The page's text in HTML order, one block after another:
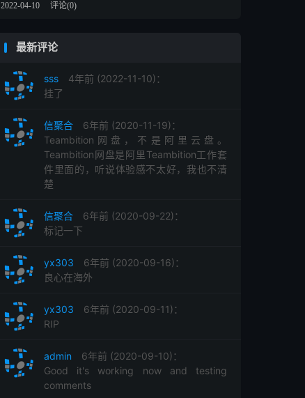
2022-04-10 评论(0)
最新评论
sss
4年前 (2022-11-10)：
挂了
信聚合
6年前 (2020-11-19)：
Teambition网盘，不是阿里云盘。
Teambition网盘是阿里Teambition工作套
件里面的，听说体验感不太好，我也不清
楚
信聚合
6年前 (2020-09-22)：
标记一下
yx303
6年前 (2020-09-16)：
良心在海外
yx303
6年前 (2020-09-11)：
RIP
admin
6年前 (2020-09-10)：
Good it's working now and testing
comments